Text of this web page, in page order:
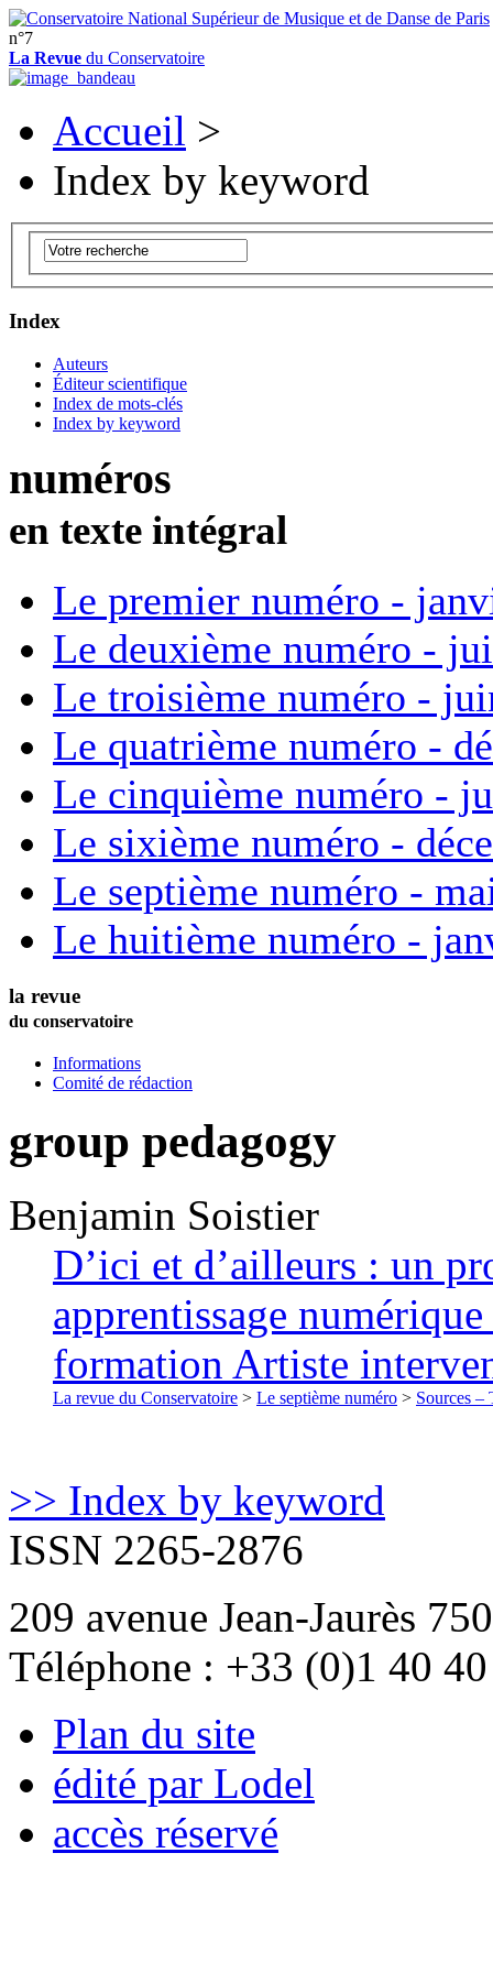
n°7
La Revue du Conservatoire
Accueil >
Index by keyword
Index
Auteurs
Éditeur scientifique
Index de mots-clés
Index by keyword
numéros
en texte intégral
Le premier numéro -
Le deuxième numéro -
Le troisième numéro -
Le quatrième numéro -
Le cinquième numéro -
Le sixième numéro -
Le septième numéro -
Le huitième numéro -
la revue
du conservatoire
Informations
Comité de rédaction
group pedagogy
Benjamin Soistier
D’ici et d’ailleurs : un
apprentissage
formation Artiste
La revue du Conservatoire > Le septième numéro > Sources –
>> Index by keyword
ISSN 2265-2876
209 avenue Jean-Jaurès
Téléphone : +33 (0)1 40
Plan du site
édité par Lodel
accès réservé